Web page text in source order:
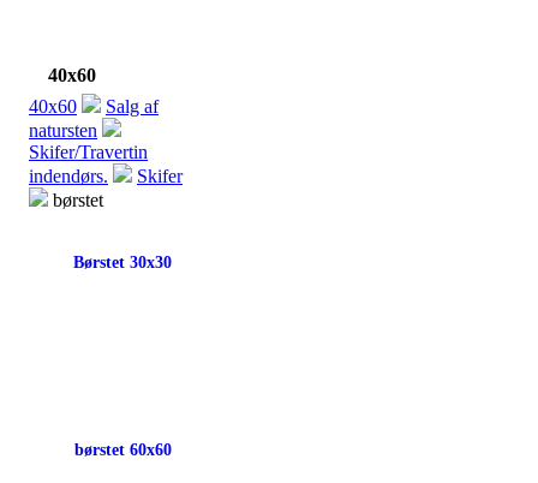
40x60
40x60
Salg af
natursten
Skifer/Travertin
indendørs.
Skifer
børstet
Børstet 30x30
børstet 60x60